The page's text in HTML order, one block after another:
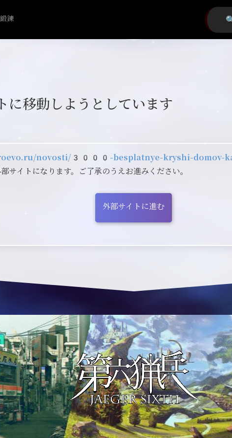
鍛錬
に移動しようとしています
novosti/3000-besplatnye-kryshi-domov-
部サイトになります。ご了承のうえお進みください。
外部サイトに進む